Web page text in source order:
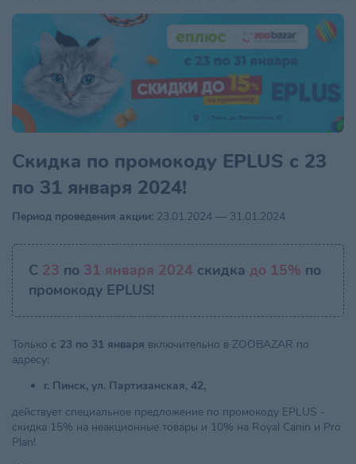
Скидка по промокоду EPLUS с 23
по 31 января 2024!
Период проведения акции: 23.01.2024 — 31.01.2024
С 23 по 31 января 2024 скидка до 15% по
промокоду EPLUS!
Только с 23 по 31 января включительно в ZOOBAZAR по
адресу:
г. Пинск, ул. Партизанская, 42,
действует специальное предложение по промокоду EPLUS -
скидка 15% на неакционные товары и 10% на Royal Canin и Pro
Plan!